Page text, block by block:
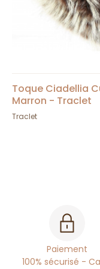
Toque Ciadellia
Marron - Traclet
Traclet
Paiement
100% sécurisé -